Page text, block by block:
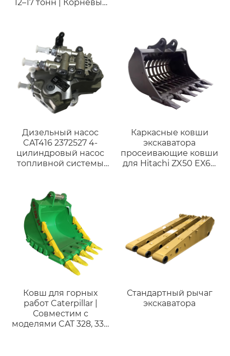
12–17 тонн | Корневые
сельскохозяйственных
и строительных
объектов
Дизельный насос
CAT416 2372527 4-
цилиндровый насос
топливной системы
A490/C490
дизельного двигателя
Дизельный насос
32f61-10302 насос
топливной системы
320d 320-2512 для
E312D E315D
Каркасные ковши
экскаватора
просеивающие ковши
для Hitachi ZX50 EX60
Ковш для горных
работ Caterpillar |
Совместим с
моделями CAT 328, 330
Стандартный рычаг
экскаватора